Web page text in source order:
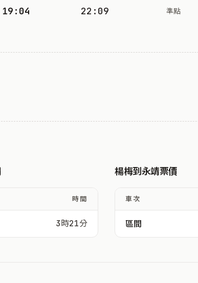
19:04 22:09 準點
時間
3時21分
楊梅到永靖票價
車次
區間